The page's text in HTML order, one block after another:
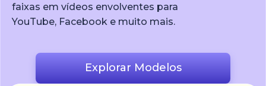
faixas em vídeos envolventes para
YouTube, Facebook e muito mais.
Explorar Modelos